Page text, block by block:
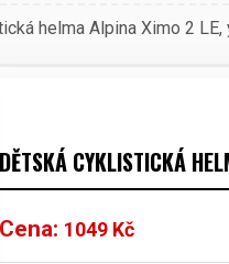
helma Alpina Ximo 2
DĚTSKÁ CYKLISTICKÁ
Cena: 1049 Kč